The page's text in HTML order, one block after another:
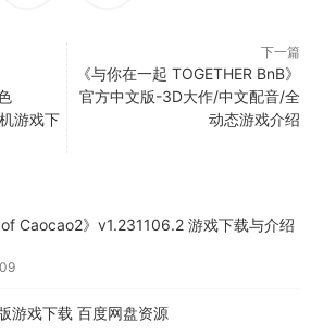
游戏下
下一篇
《与你在一起 TOGETHER BnB》
官方中文版-3D大作/中文配音/全
动态游戏介绍
Caocao2》v1.231106.2 游戏下载与介绍
游戏下载 百度网盘资源